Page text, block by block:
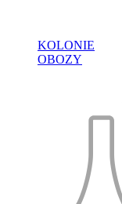
KOLONIE
OBOZY